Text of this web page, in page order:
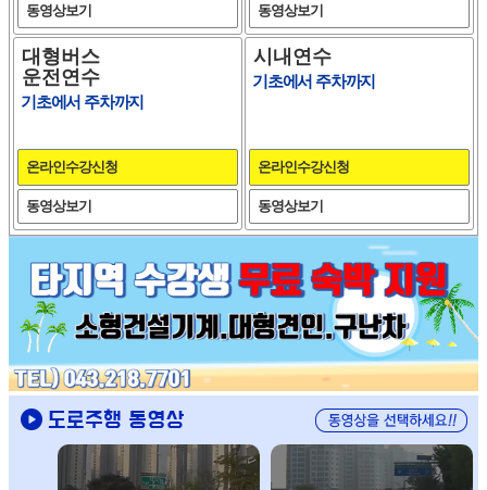
동영상보기 동영상보기
대형버스
운전연수
기초에서 주차까지
온라인수강신청
동영상보기
시내연수
기초에서 주차까지
온라인수강신청
동영상보기